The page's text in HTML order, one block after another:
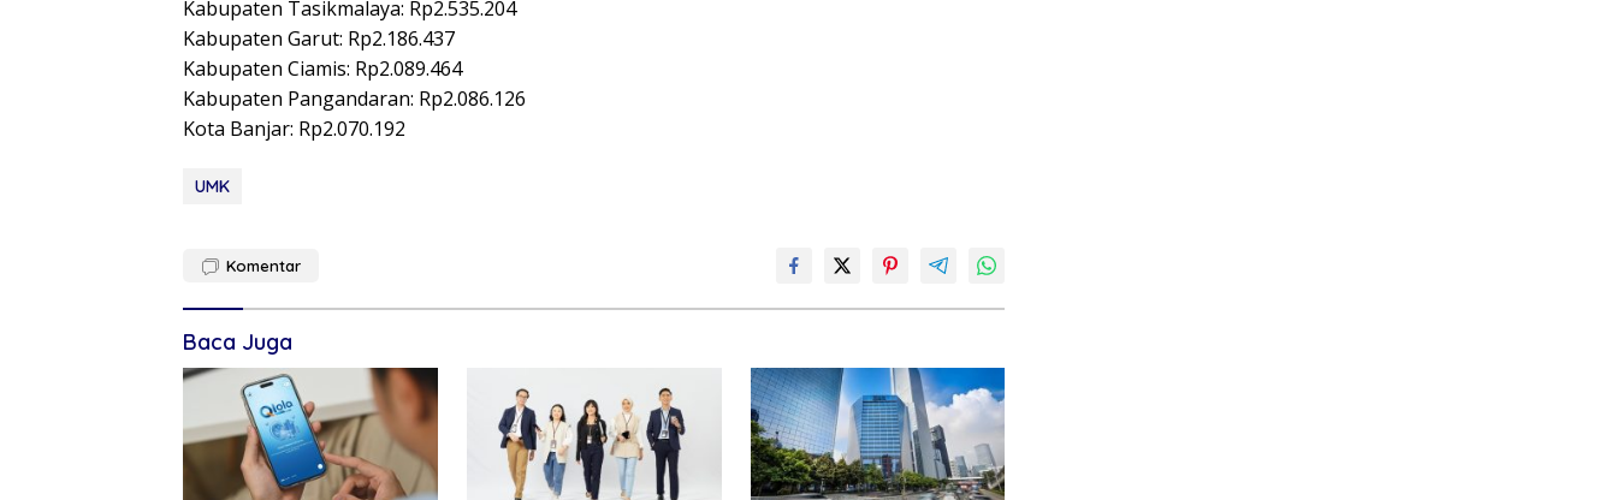
Kabupaten Tasikmalaya: Rp2.535.204
Kabupaten Garut: Rp2.186.437
Kabupaten Ciamis: Rp2.089.464
Kabupaten Pangandaran: Rp2.086.126
Kota Banjar: Rp2.070.192
UMK
Komentar
Baca Juga